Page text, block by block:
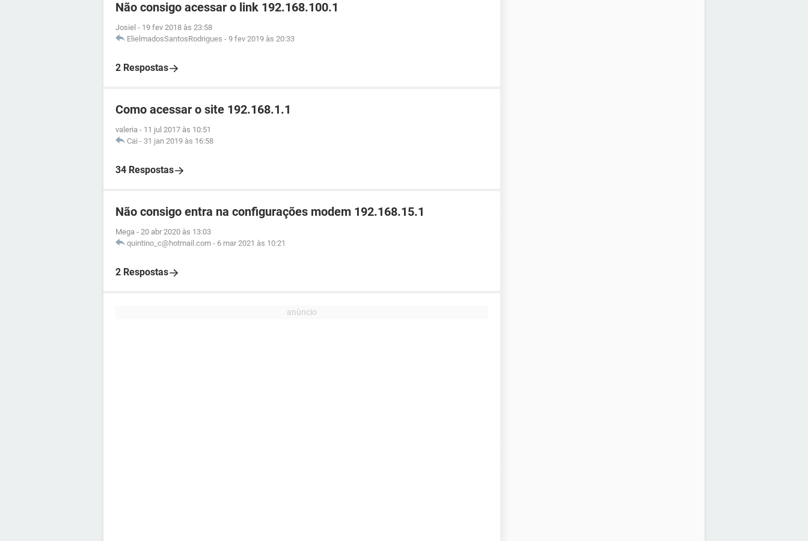
Não consigo acessar o link 192.168.100.1
Josiel - 19 fev 2018 às 23:58
ElielmadosSantosRodrigues - 9 fev 2019 às 20:33
2 Respostas
Como acessar o site 192.168.1.1
valeria - 11 jul 2017 às 10:51
Cai - 31 jan 2019 às 16:58
34 Respostas
Não consigo entra na configurações modem 192.168.15.1
Mega - 20 abr 2020 às 13:03
quintino_c@hotmail.com - 6 mar 2021 às 10:21
2 Respostas